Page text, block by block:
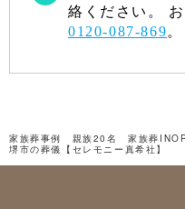
絡ください。
0120-087-869。
家族葬事例 親族20名 家族葬
堺市の葬儀【セレモニー真希社】